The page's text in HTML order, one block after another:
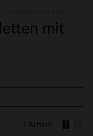
mit
1 Artikel